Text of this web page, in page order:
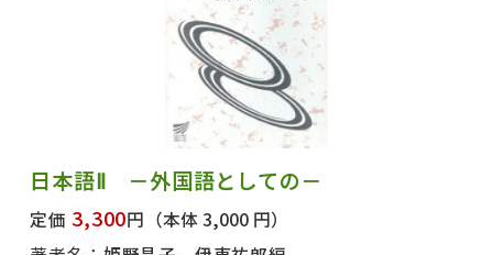
日本語Ⅱ －外国語としての－
定価 3,300円 （本体 3,000 円）